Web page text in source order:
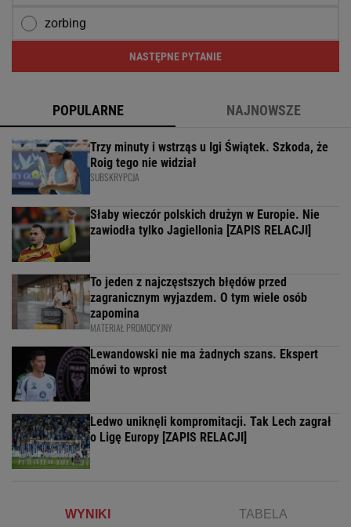
zorbing
NASTĘPNE PYTANIE
POPULARNE NAJNOWSZE
Trzy minuty i wstrząs u Igi Świątek. Szkoda, że
Roig tego nie widział
SUBSKRYPCJA
Słaby wieczór polskich drużyn w Europie. Nie
zawiodła tylko Jagiellonia [ZAPIS RELACJI]
To jeden z najczęstszych błędów przed
zagranicznym wyjazdem. O tym wiele osób
zapomina
MATERIAŁ PROMOCYJNY
Lewandowski nie ma żadnych szans. Ekspert
mówi to wprost
Ledwo uniknęli kompromitacji. Tak Lech zagrał
o Ligę Europy [ZAPIS RELACJI]
WYNIKI TABELA